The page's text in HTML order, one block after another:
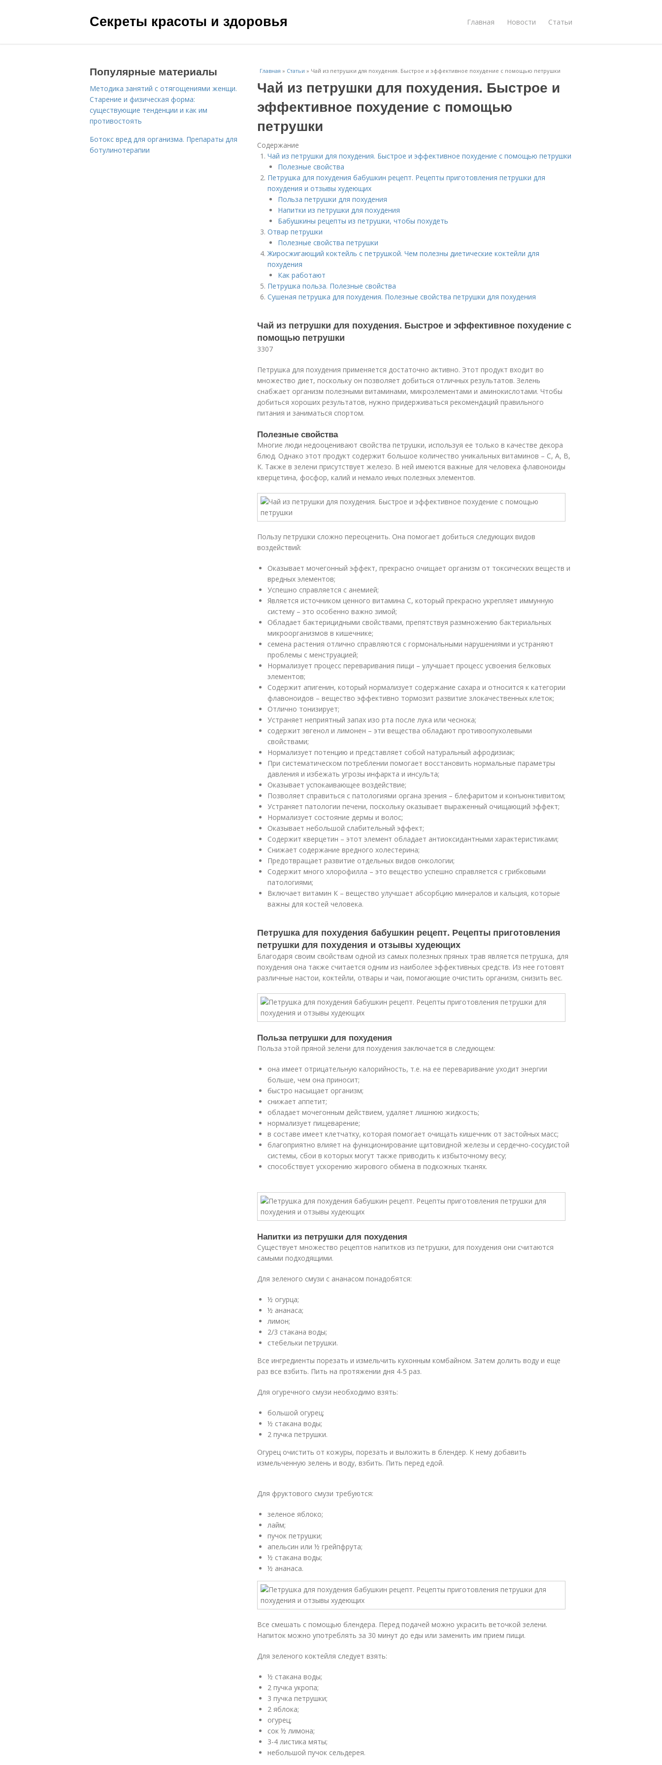
Секреты красоты и здоровья Главная Новости Статьи
Главная » Статьи » Чай из петрушки для похудения. Быстрое и эффективное похудение с помощью петрушки
Чай из петрушки для похудения. Быстрое и
эффективное похудение с помощью
петрушки
Содержание
Чай из петрушки для похудения. Быстрое и эффективное похудение с помощью петрушки
Полезные свойства
Петрушка для похудения бабушкин рецепт. Рецепты приготовления петрушки для
похудения и отзывы худеющих
Польза петрушки для похудения
Напитки из петрушки для похудения
Бабушкины рецепты из петрушки, чтобы похудеть
Отвар петрушки
Полезные свойства петрушки
Жиросжигающий коктейль с петрушкой. Чем полезны диетические коктейли для
похудения
Как работают
Петрушка польза. Полезные свойства
Сушеная петрушка для похудения. Полезные свойства петрушки для похудения
Чай из петрушки для похудения. Быстрое и эффективное похудение с
помощью петрушки
3307
Петрушка для похудения применяется достаточно активно. Этот продукт входит во
множество диет, поскольку он позволяет добиться отличных результатов. Зелень
снабжает организм полезными витаминами, микроэлементами и аминокислотами. Чтобы
добиться хороших результатов, нужно придерживаться рекомендаций правильного
питания и заниматься спортом.
Полезные свойства
Многие люди недооценивают свойства петрушки, используя ее только в качестве декора
блюд. Однако этот продукт содержит большое количество уникальных витаминов – С, А, В,
К. Также в зелени присутствует железо. В ней имеются важные для человека флавоноиды
кверцетина, фосфор, калий и немало иных полезных элементов.
Пользу петрушки сложно переоценить. Она помогает добиться следующих видов
воздействий:
Оказывает мочегонный эффект, прекрасно очищает организм от токсических веществ и
вредных элементов;
Успешно справляется с анемией;
Является источником ценного витамина С, который прекрасно укрепляет иммунную
систему – это особенно важно зимой;
Обладает бактерицидными свойствами, препятствуя размножению бактериальных
микроорганизмов в кишечнике;
семена растения отлично справляются с гормональными нарушениями и устраняют
проблемы с менструацией;
Нормализует процесс переваривания пищи – улучшает процесс усвоения белковых
элементов;
Содержит апигенин, который нормализует содержание сахара и относится к категории
флавоноидов – вещество эффективно тормозит развитие злокачественных клеток;
Отлично тонизирует;
Устраняет неприятный запах изо рта после лука или чеснока;
содержит эвгенол и лимонен – эти вещества обладают противоопухолевыми
свойствами;
Нормализует потенцию и представляет собой натуральный афродизиак;
При систематическом потреблении помогает восстановить нормальные параметры
давления и избежать угрозы инфаркта и инсульта;
Оказывает успокаивающее воздействие;
Позволяет справиться с патологиями органа зрения – блефаритом и конъюнктивитом;
Устраняет патологии печени, поскольку оказывает выраженный очищающий эффект;
Нормализует состояние дермы и волос;
Оказывает небольшой слабительный эффект;
Содержит кверцетин – этот элемент обладает антиоксидантными характеристиками;
Снижает содержание вредного холестерина;
Предотвращает развитие отдельных видов онкологии;
Содержит много хлорофилла – это вещество успешно справляется с грибковыми
патологиями;
Включает витамин К – вещество улучшает абсорбцию минералов и кальция, которые
важны для костей человека.
Петрушка для похудения бабушкин рецепт. Рецепты приготовления
петрушки для похудения и отзывы худеющих
Благодаря своим свойствам одной из самых полезных пряных трав является петрушка, для
похудения она также считается одним из наиболее эффективных средств. Из нее готовят
различные настои, коктейли, отвары и чаи, помогающие очистить организм, снизить вес.
Польза петрушки для похудения
Польза этой пряной зелени для похудения заключается в следующем:
она имеет отрицательную калорийность, т.е. на ее переваривание уходит энергии
больше, чем она приносит;
быстро насыщает организм;
снижает аппетит;
обладает мочегонным действием, удаляет лишнюю жидкость;
нормализует пищеварение;
в составе имеет клетчатку, которая помогает очищать кишечник от застойных масс;
благоприятно влияет на функционирование щитовидной железы и сердечно-сосудистой
системы, сбои в которых могут также приводить к избыточному весу;
способствует ускорению жирового обмена в подкожных тканях.
Напитки из петрушки для похудения
Существует множество рецептов напитков из петрушки, для похудения они считаются
самыми подходящими.
Для зеленого смузи с ананасом понадобятся:
½ огурца;
½ ананаса;
лимон;
2/3 стакана воды;
стебельки петрушки.
Все ингредиенты порезать и измельчить кухонным комбайном. Затем долить воду и еще
раз все взбить. Пить на протяжении дня 4-5 раз.
Для огуречного смузи необходимо взять:
большой огурец;
½ стакана воды;
2 пучка петрушки.
Огурец очистить от кожуры, порезать и выложить в блендер. К нему добавить
измельченную зелень и воду, взбить. Пить перед едой.
Для фруктового смузи требуются:
зеленое яблоко;
лайм;
пучок петрушки;
апельсин или ½ грейпфрута;
½ стакана воды;
½ ананаса.
Все смешать с помощью блендера. Перед подачей можно украсить веточкой зелени.
Напиток можно употреблять за 30 минут до еды или заменить им прием пищи.
Для зеленого коктейля следует взять:
½ стакана воды;
2 пучка укропа;
3 пучка петрушки;
2 яблока;
огурец;
сок ½ лимона;
3-4 листика мяты;
небольшой пучок сельдерея.
Популярные материалы
Методика занятий с отягощениями женщи.
Старение и физическая форма:
существующие тенденции и как им
противостоять
Ботокс вред для организма. Препараты для
ботулинотерапии